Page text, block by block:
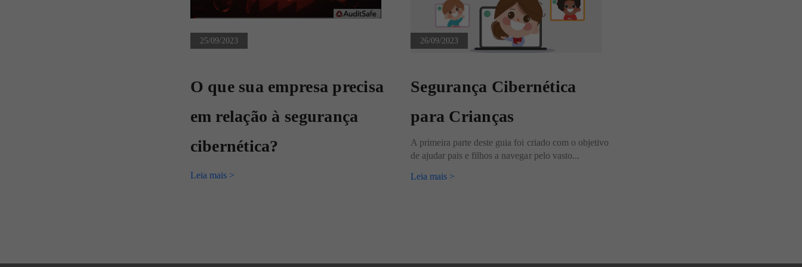
25/09/2023
O que sua empresa precisa
em relação à segurança
cibernética?
Leia mais >
26/09/2023
Segurança Cibernética
para Crianças
A primeira parte deste guia foi criado com o objetivo
de ajudar pais e filhos a navegar pelo vasto...
Leia mais >